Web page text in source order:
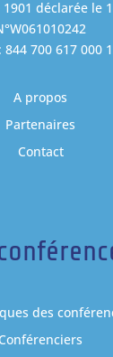
déclarée le
844 700 617 000
A propos
Partenaires
Contact
des
Conférenciers